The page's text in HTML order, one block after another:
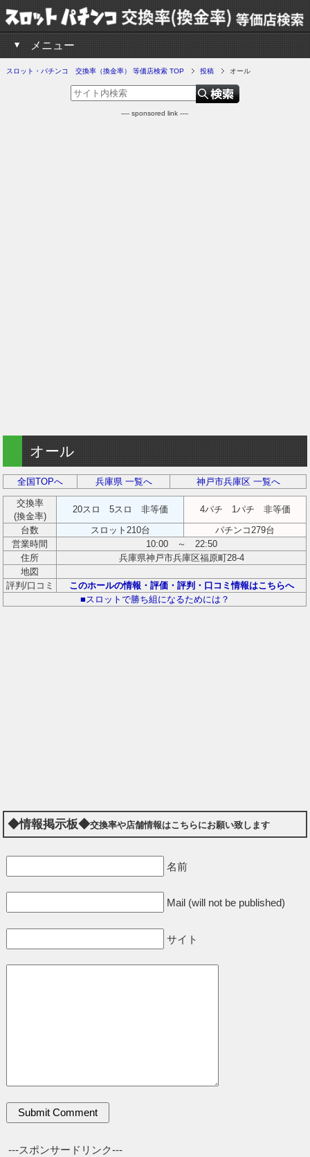
メニュー
スロット・パチンコ 交換率（換金率） 等価店検索 TOP 投稿 オール
---- sponsored link ----
オール
全国TOPへ 兵庫県 一覧へ 神戸市兵庫区 一覧へ
交換率
(換金率)
20スロ 5スロ 非等価
4パチ 1パチ 非等価
台数
スロット210台
パチンコ279台
営業時間
10:00 ～ 22:50
住所
兵庫県神戸市兵庫区福原町28-4
地図
評判/口コミ
このホールの情報・評価・評判・口コミ情報はこちらへ
■スロットで勝ち組になるためには？
◆情報掲示板◆交換率や店舗情報はこちらにお願い致します
名前
Mail (will not be published)
サイト
---スポンサードリンク---